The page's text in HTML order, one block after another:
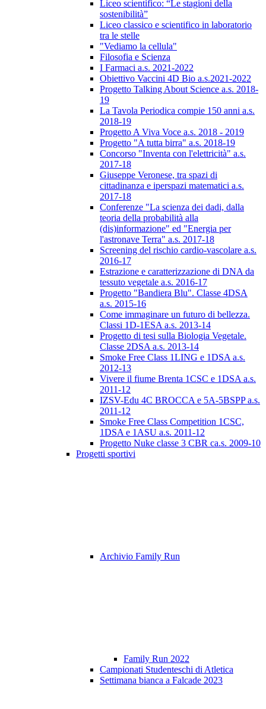
Liceo scientifico: “Le stagioni della
sostenibilità”
Liceo classico e scientifico in laboratorio
tra le stelle
"Vediamo la cellula"
Filosofia e Scienza
I Farmaci a.s. 2021-2022
Obiettivo Vaccini 4D Bio a.s.2021-2022
Progetto Talking About Science a.s. 2018-
19
La Tavola Periodica compie 150 anni a.s.
2018-19
Progetto A Viva Voce a.s. 2018 - 2019
Progetto "A tutta birra" a.s. 2018-19
Concorso "Inventa con l'elettricità" a.s.
2017-18
Giuseppe Veronese, tra spazi di
cittadinanza e iperspazi matematici a.s.
2017-18
Conferenze "La scienza dei dadi, dalla
teoria della probabilità alla
(dis)informazione" ed "Energia per
l'astronave Terra" a.s. 2017-18
Screening del rischio cardio-vascolare a.s.
2016-17
Estrazione e caratterizzazione di DNA da
tessuto vegetale a.s. 2016-17
Progetto "Bandiera Blu". Classe 4DSA
a.s. 2015-16
Come immaginare un futuro di bellezza.
Classi 1D-1ESA a.s. 2013-14
Progetto di tesi sulla Biologia Vegetale.
Classe 2DSA a.s. 2013-14
Smoke Free Class 1LING e 1DSA a.s.
2012-13
Vivere il fiume Brenta 1CSC e 1DSA a.s.
2011-12
IZSV-Edu 4C BROCCA e 5A-5BSPP a.s.
2011-12
Smoke Free Class Competition 1CSC,
1DSA e 1ASU a.s. 2011-12
Progetto Nuke classe 3 CBR ca.s. 2009-10
Progetti sportivi
Archivio Family Run
Family Run 2022
Campionati Studenteschi di Atletica
Settimana bianca a Falcade 2023